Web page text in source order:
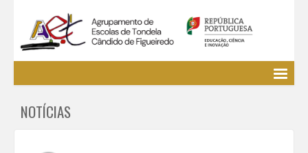
EE / Alunos
Cursos Profissionais
NOTÍCIAS